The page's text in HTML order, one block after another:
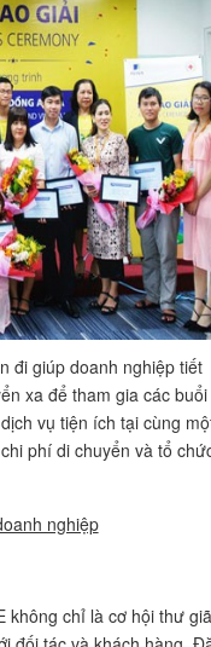
đi giúp doanh nghiệp tiết
xa để tham gia các buổi
vụ tiện ích tại cùng
phí di chuyển và tổ
nghiệp
không chỉ là cơ hội thư